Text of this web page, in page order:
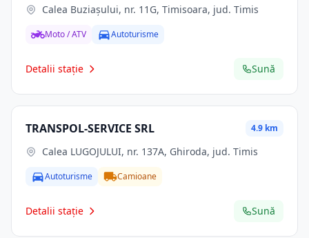
Calea Buziaşului, nr. 11G, Timisoara, jud. Timis
Moto / ATV Autoturisme
Detalii stație Sună
TRANSPOL-SERVICE SRL 4.9 km
Calea LUGOJULUI, nr. 137A, Ghiroda, jud. Timis
Autoturisme Camioane
Detalii stație Sună